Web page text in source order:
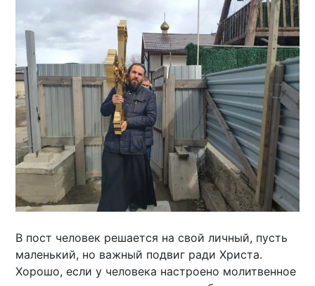
В пост человек решается на свой личный, пусть
маленький, но важный подвиг ради Христа.
Хорошо, если у человека настроено молитвенное